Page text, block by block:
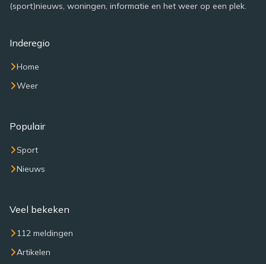
(sport)nieuws, woningen, informatie en het weer op een plek.
Inderegio
Home
Weer
Populair
Sport
Nieuws
Veel bekeken
112 meldingen
Artikelen